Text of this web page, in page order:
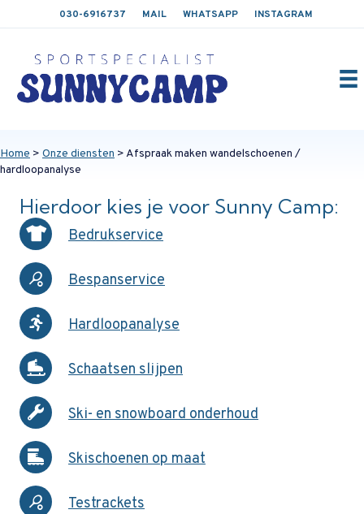
030-6916737 MAIL WHATSAPP INSTAGRAM
Home > Onze diensten > Afspraak maken wandelschoenen /
hardloopanalyse
Hierdoor kies je voor Sunny Camp:
Bedrukservice
Bespanservice
Hardloopanalyse
Schaatsen slijpen
Ski- en snowboard onderhoud
Skischoenen op maat
Testrackets